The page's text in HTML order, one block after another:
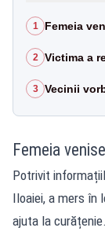
1 Femeia
2 Victima a
3 Vecinii
Femeia
Potrivit
Iloaiei, a mers în
ajuta la curățenie.